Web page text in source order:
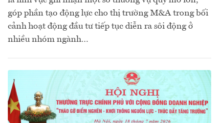
góp phần tạo động lực cho thị trường M&A trong bối
cảnh hoạt động đầu tư tiếp tục diễn ra sôi động ở
nhiều nhóm ngành…